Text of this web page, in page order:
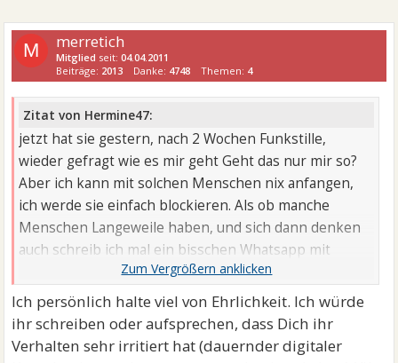
M merretich
Mitglied seit:04.04.2011
Beiträge: 2013 Danke: 4748 Themen: 4
Zitat von Hermine47:
jetzt hat sie gestern, nach 2 Wochen Funkstille,
wieder gefragt wie es mir geht Geht das nur mir so?
Aber ich kann mit solchen Menschen nix anfangen,
ich werde sie einfach blockieren. Als ob manche
Menschen Langeweile haben, und sich dann denken
auch schreib ich mal ein bisschen Whatsapp mit
Menschen die ich noch ...
Ich persönlich halte viel von Ehrlichkeit. Ich würde
ihr schreiben oder aufsprechen, dass Dich ihr
Verhalten sehr irritiert hat (dauernder digitaler